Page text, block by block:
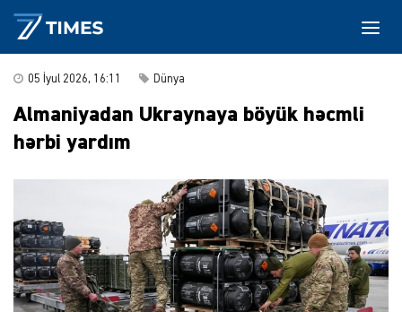
05 İyul 2026, 16:11 Dünya
Almaniyadan Ukraynaya böyük həcmli
hərbi yardım